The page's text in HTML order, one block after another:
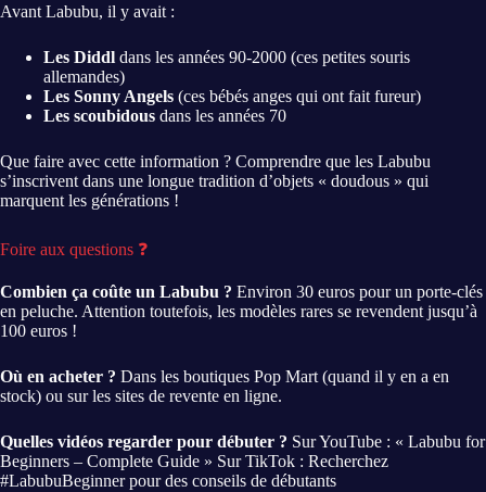
Avant Labubu, il y avait :
Les Diddl dans les années 90-2000 (ces petites souris
allemandes)
Les Sonny Angels (ces bébés anges qui ont fait fureur)
Les scoubidous dans les années 70
Que faire avec cette information ? Comprendre que les Labubu
s’inscrivent dans une longue tradition d’objets « doudous » qui
marquent les générations !
Foire aux questions ❓
Combien ça coûte un Labubu ? Environ 30 euros pour un porte-clés
en peluche. Attention toutefois, les modèles rares se revendent jusqu’à
100 euros !
Où en acheter ? Dans les boutiques Pop Mart (quand il y en a en
stock) ou sur les sites de revente en ligne.
Quelles vidéos regarder pour débuter ? Sur YouTube : « Labubu for
Beginners – Complete Guide » Sur TikTok : Recherchez
#LabubuBeginner pour des conseils de débutants